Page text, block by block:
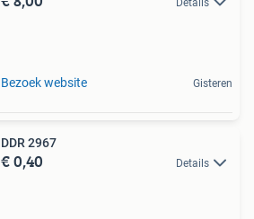
Details
Bezoek website Gisteren
DDR 2967
€ 0,40 Details